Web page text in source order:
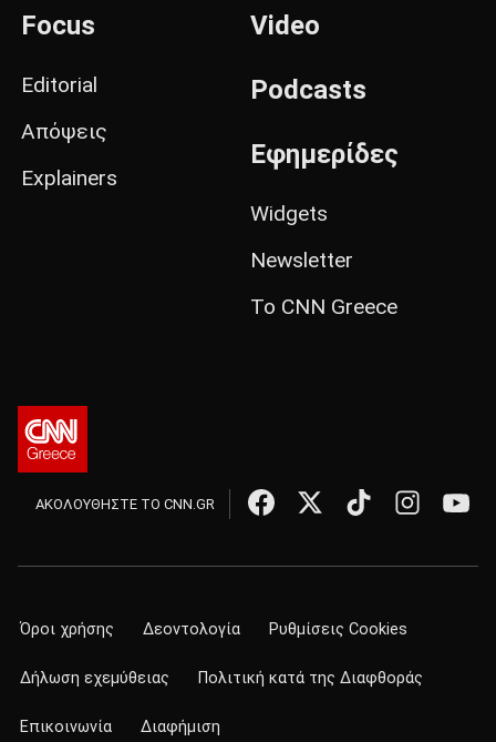
Focus
Editorial
Απόψεις
Explainers
Video
Podcasts
Εφημερίδες
Widgets
Newsletter
Το CNN Greece
ΑΚΟΛΟΥΘΗΣΤΕ ΤΟ CNN.GR
Όροι χρήσης Δεοντολογία Ρυθμίσεις Cookies
Δήλωση εχεμύθειας Πολιτική κατά της Διαφθοράς
Επικοινωνία Διαφήμιση